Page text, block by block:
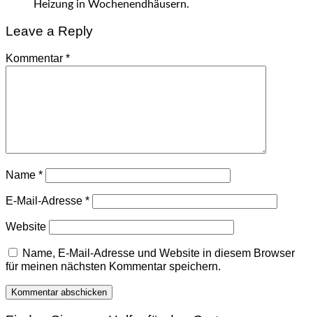
Heizung in Wochenendhäusern.
Leave a Reply
Kommentar *
Name *
E-Mail-Adresse *
Website
Name, E-Mail-Adresse und Website in diesem Browser
für meinen nächsten Kommentar speichern.